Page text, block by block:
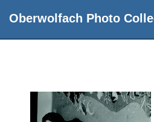
Oberwolfach Photo